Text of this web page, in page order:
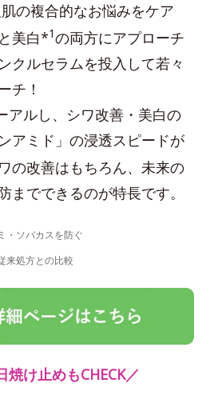
の複合的なお悩みをケア
美白*1の両方にアプローチ
クルセラムを投入して若々
チ！
アルし、シワ改善・美白の
アミド」の浸透スピードが
の改善はもちろん、未来の
までできるのが特長です。
・ソバカスを防ぐ
来処方との比較
焼け止めもCHECK／